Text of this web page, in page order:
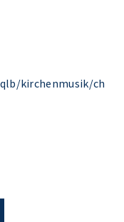
kirchenmusik/ch